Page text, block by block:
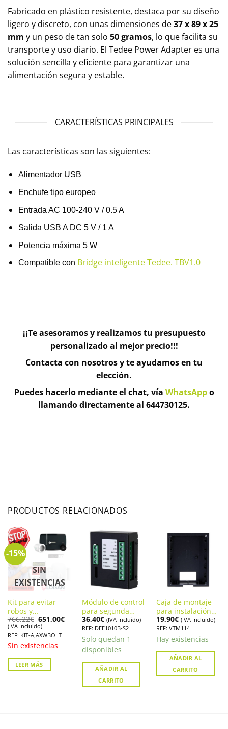
Fabricado en plástico resistente, destaca por su diseño
ligero y discreto, con unas dimensiones de37 x 89 x 25
mm y un peso de tan solo 50 gramos, lo que facilita su
transporte y uso diario. El Tedee Power Adapter es una
solución sencilla y eficiente para garantizar una
alimentación segura y estable.
CARACTERÍSTICAS PRINCIPALES
Las características son las siguientes:
Alimentador USB
Enchufe tipo europeo
Entrada AC 100-240 V / 0.5 A
Salida USB A DC 5 V / 1 A
Potencia máxima 5 W
Compatible con Bridge inteligente Tedee. TBV1.0
¡¡Te asesoramos y realizamos tu presupuesto
personalizado al mejor precio!!!
Contacta con nosotros y te ayudamos en tu
elección.
Puedes hacerlo mediante el chat, vía WhatsAppo
llamando directamente al 644730125.
PRODUCTOS RELACIONADOS
-15%
SIN
EXISTENCIAS
Kit para evitar
robos y
ocupaciones con
AJAX y
WATCHMANDOOR
766,22€ El
precio
original
era:
766,22€.
651,00€El
precio
actual
651,00€.
(IVA Incluido)
REF: KIT-AJAXWBOLT
Sin existencias
LEER MÁS
Módulo de control
para segunda
puerta en
Videoporteros
12Vdc DAHUA.
DEE1010B-S2
36,40€ (IVA Incluido)
REF: DEE1010B-S2
Solo quedan 1
disponibles
AÑADIR AL
CARRITO
Caja de montaje
para instalación
empotrada para
VTO VTO220xF-P
DAHUA. VTM114
19,90€ (IVA Incluido)
REF: VTM114
Hay existencias
AÑADIR AL
CARRITO